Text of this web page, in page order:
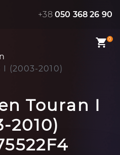
+38 050 368 26 90
0
(2003-2010)
Touran I
2010)